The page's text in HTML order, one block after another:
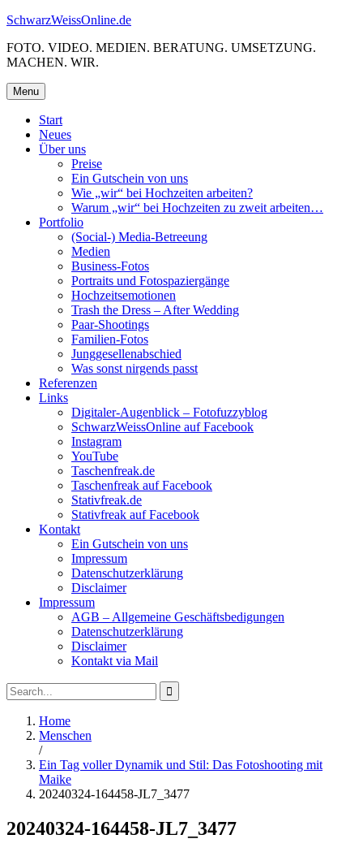
Skip
content
SchwarzWeissOnline.de
FOTO. VIDEO. MEDIEN. BERATUNG. UMSETZUNG.
MACHEN. WIR.
Menu
Start
Neues
Über uns
Preise
Ein Gutschein von uns
Wie „wir“ bei Hochzeiten arbeiten?
Warum „wir“ bei Hochzeiten zu zweit arbeiten…
Portfolio
(Social-) Media-Betreeung
Medien
Business-Fotos
Portraits und Fotospaziergänge
Hochzeitsemotionen
Trash the Dress – After Wedding
Paar-Shootings
Familien-Fotos
Junggesellenabschied
Was sonst nirgends passt
Referenzen
Links
Digitaler-Augenblick – Fotofuzzyblog
SchwarzWeissOnline auf Facebook
Instagram
YouTube
Taschenfreak.de
Taschenfreak auf Facebook
Stativfreak.de
Stativfreak auf Facebook
Kontakt
Ein Gutschein von uns
Impressum
Datenschutzerklärung
Disclaimer
Impressum
AGB – Allgemeine Geschäftsbedigungen
Datenschutzerklärung
Disclaimer
Kontakt via Mail
Search
Search
for:
Home
Menschen
/
Ein Tag voller Dynamik und Stil: Das Fotoshooting mit
Maike
20240324-164458-JL7_3477
20240324-164458-JL7_3477